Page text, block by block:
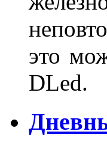
это
DLed.